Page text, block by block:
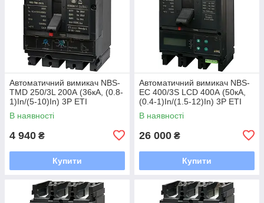
Автоматичний вимикач NBS-
TMD 250/3L 200А (36кА, (0.8-
1)In/(5-10)In) 3P ETI
В наявності
4 940 ₴
Купити
Автоматичний вимикач NBS-
EC 400/3S LCD 400А (50кА,
(0.4-1)In/(1.5-12)In) 3P ETI
В наявності
26 000 ₴
Купити